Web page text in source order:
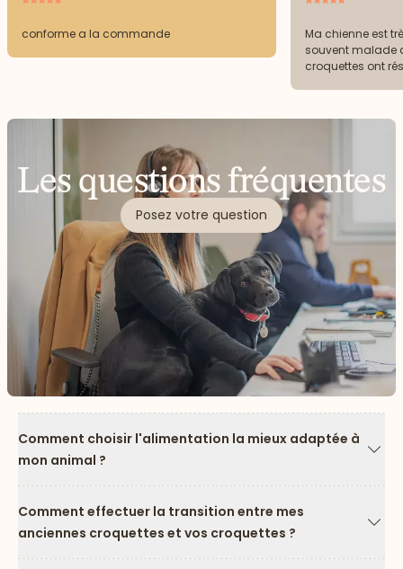
conforme a la commande
Ma chienne est
souvent malade
croquettes ont
Les questions fréquentes
Posez votre question
Comment choisir l'alimentation la mieux adaptée à
mon animal ?
Comment effectuer la transition entre mes
anciennes croquettes et vos croquettes ?